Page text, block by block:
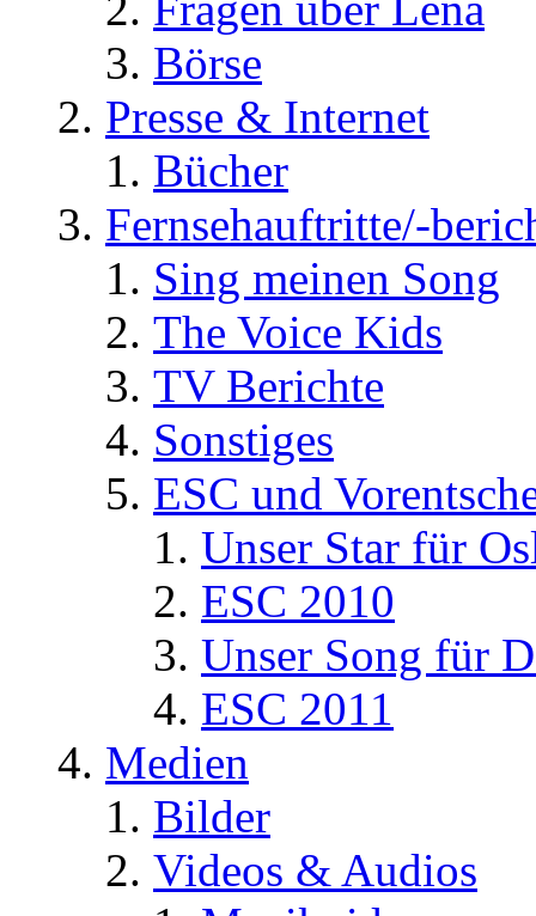
Börse
Presse & Internet
Bücher
Fernsehauftritte/-
Sing meinen Song
The Voice Kids
TV Berichte
Sonstiges
ESC und
Unser Star für
ESC 2010
Unser Song für
ESC 2011
Medien
Bilder
Videos & Audios